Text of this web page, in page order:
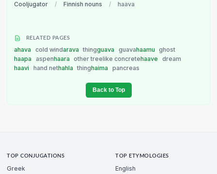
Cooljugator / Finnish nouns / haava
RELATED PAGES
ahava cold windarava thingguava guavahaamu
ghost
haapa
aspenhaara other treelike concretehaave
dream
haavi
hand nethahla thinghaima pancreas
Back to Top
TOP CONJUGATIONS
Greek
TOP ETYMOLOGIES
English